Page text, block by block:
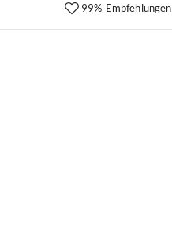
99% Empfehlungen